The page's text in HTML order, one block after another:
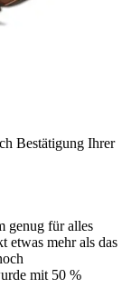
Bestätigung Ihrer
genug für alles
etwas mehr als das
mit 50 %